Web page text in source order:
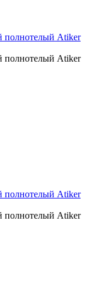
полнотелый Atiker
полнотелый Atiker
полнотелый Atiker
полнотелый Atiker